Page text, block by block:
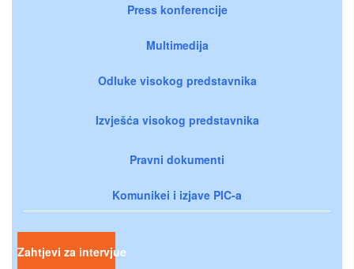
Press konferencije
Multimedija
Odluke visokog predstavnika
Izvješća visokog predstavnika
Pravni dokumenti
Komunikei i izjave PIC-a
Zahtjevi za intervjue